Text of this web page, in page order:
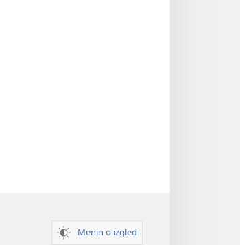
Menin o izgled